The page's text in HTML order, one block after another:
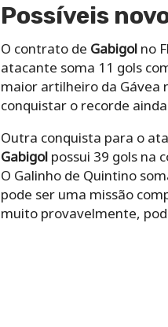
Possíveis
O contrato de Gabigolno
atacante soma 11 gols
maior artilheiro da Gávea
conquistar o recorde
Outra conquista para o
Gabigolpossui 39 gols na
O Galinho de Quintino
pode ser uma missão
muito provavelmente,